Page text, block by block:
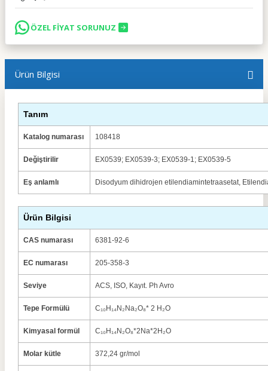
ÖZEL FİYAT SORUNUZ
Ürün Bilgisi
Tanım
Katalog numarası 108418
Değiştirilir EX0539; EX0539-3; EX0539-1; EX0539-5
Eş anlamlı Disodyum dihidrojen etilendiamintetraasetat,
Ürün Bilgisi
CAS numarası 6381-92-6
EC numarası 205-358-3
Seviye ACS, ISO, Kayıt. Ph Avro
Tepe Formülü C₁₀H₁₄N₂Na₂O₈* 2 H₂O
Kimyasal formül C₁₀H₁₄N₂O₈*2Na*2H₂O
Molar kütle 372,24 gr/mol